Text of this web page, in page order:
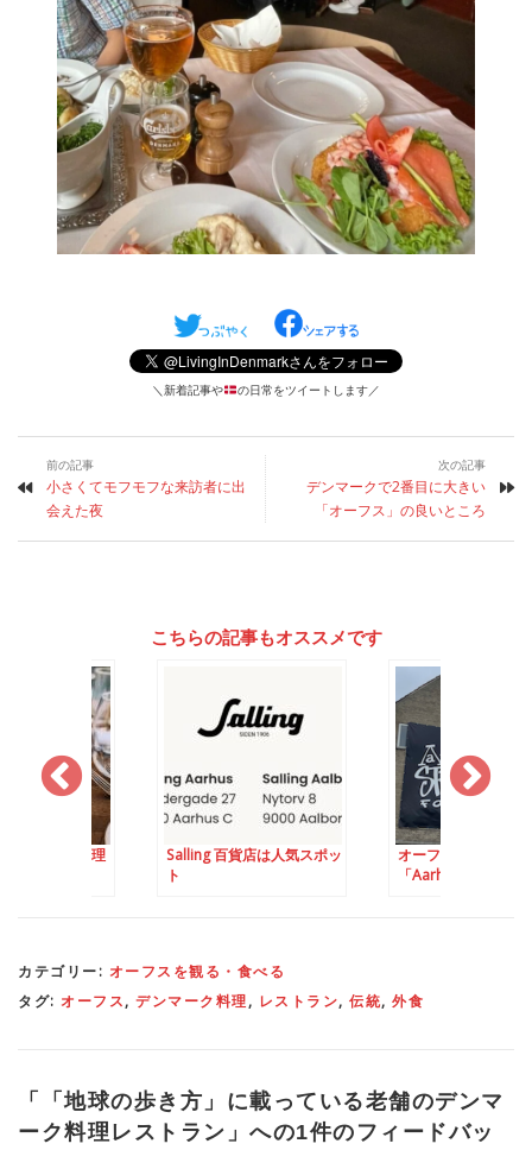
＼新着記事や の日常をツイートします／
前の記事
小さくてモフモフな来訪者に出
会えた夜
次の記事
デンマークで2番目に大きい
「オーフス」の良いところ
こちらの記事もオススメです
Salling 百貨店は人気スポッ
オーフスの人気スポット
「Aarhus Street Food
カテゴリー: オーフスを観る・食べる
タグ: オーフス, デンマーク料理, レストラン, 伝統, 外食
「
「地球の歩き方」に載っている老舗のデンマ
ーク料理レストラン 」への1件のフィードバッ